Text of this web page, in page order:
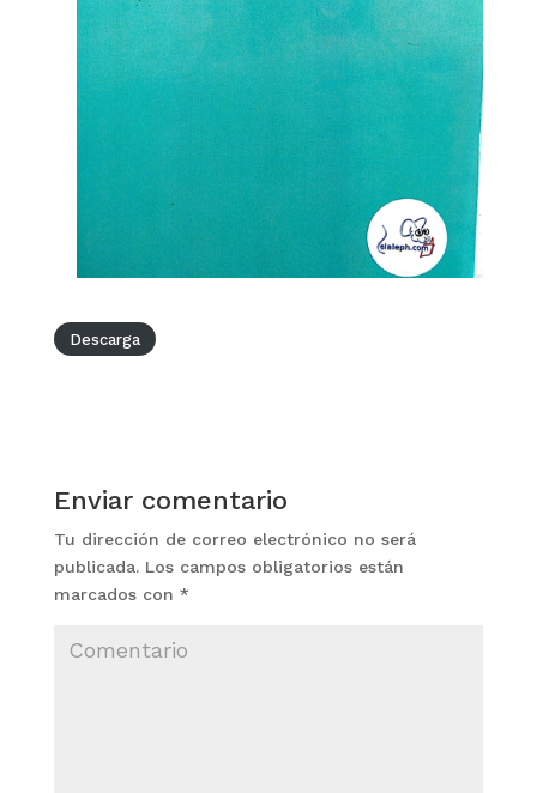
Descarga
Enviar comentario
Tu dirección de correo electrónico no será
publicada.Los campos obligatorios están
marcados con *